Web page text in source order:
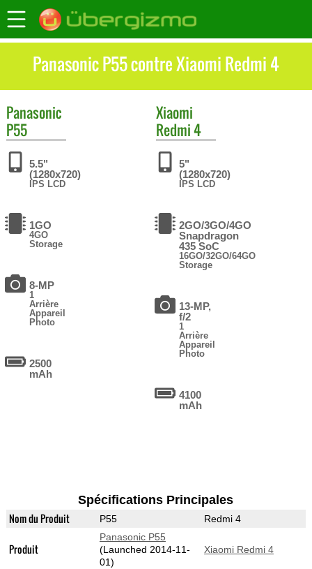
Panasonic P55 contre Xiaomi Redmi 4
Panasonic
P55
5.5"
(1280x720)
IPS LCD
1GO
4GO
Storage
8-MP
1
Arrière
Appareil
Photo
2500
mAh
Xiaomi
Redmi 4
5"
(1280x720)
IPS LCD
2GO/3GO/4GO
Snapdragon
435 SoC
16GO/32GO/64GO
Storage
13-MP,
f/2
1
Arrière
Appareil
Photo
4100
mAh
Spécifications Principales
Nom du Produit P55 Redmi 4
Produit
Panasonic P55
(Launched 2014-11-
01)
Xiaomi Redmi 4